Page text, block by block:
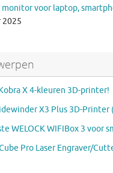
voor laptop,
2025
X 4-kleuren 3D-printer!
X3 Plus 3D-Printer
WELOCK WIFIBox 3 voor
Pro Laser Engraver/